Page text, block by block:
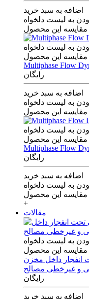
اضافه به سبد خرید
به لیست دلخواه
مقایسه این محصول
به لیست دلخواه
مقایسه این محصول
Multiphase Flow
رایگان
اضافه به سبد خرید
به لیست دلخواه
مقایسه این محصول
به لیست دلخواه
مقایسه این محصول
Multiphase Flow
رایگان
اضافه به سبد خرید
به لیست دلخواه
مقایسه این محصول
+
مقالات
به لیست دلخواه
مقایسه این محصول
انفجار داخل مخزن
و غیرخطی مصالح
رایگان
اضافه به سبد خرید